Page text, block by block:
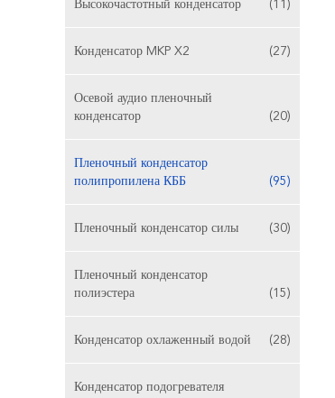
Высокочастотный конденсатор (11)
Конденсатор MKP X2 (27)
Осевой аудио пленочный
конденсатор
(20)
Пленочный конденсатор
полипропилена КББ
(95)
Пленочный конденсатор силы (30)
Пленочный конденсатор
полиэстера
(15)
Конденсатор охлаженный водой (28)
Конденсатор подогревателя